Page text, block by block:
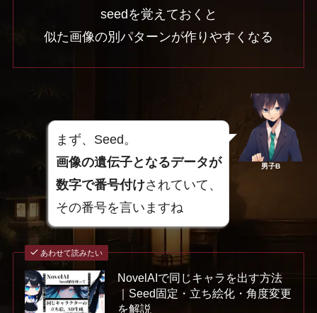
seedを覚えておくと
似た画像の別パターンが作りやすくなる
まず、Seed。
画像の遺伝子となるデータが
数字で番号付けされていて、
その番号を言いますね
男子B
あわせて読みたい
NovelAIで同じキャラを出す方法
｜Seed固定・立ち絵化・角度変更
を解説